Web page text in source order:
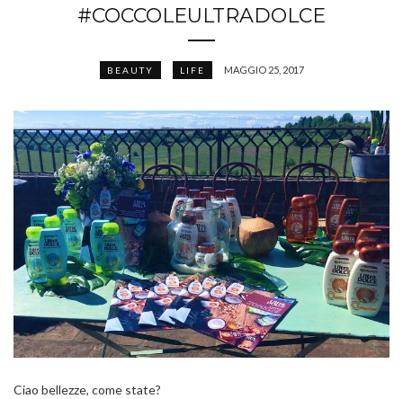
#COCCOLEULTRADOLCE
BEAUTY LIFE MAGGIO 25, 2017
Ciao bellezze, come state?